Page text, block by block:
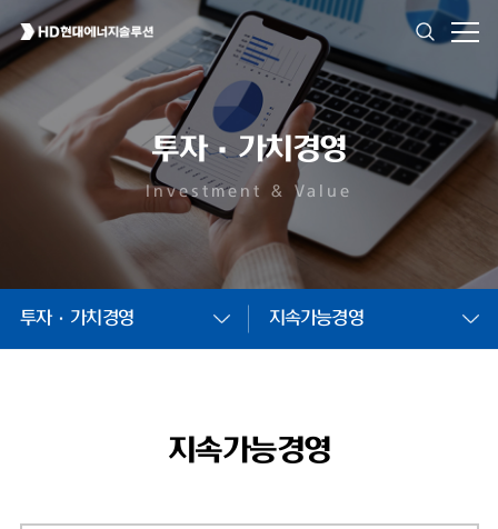
투자·가치경영
Investment & Value
투자·가치경영 지속가능경영
지속가능경영